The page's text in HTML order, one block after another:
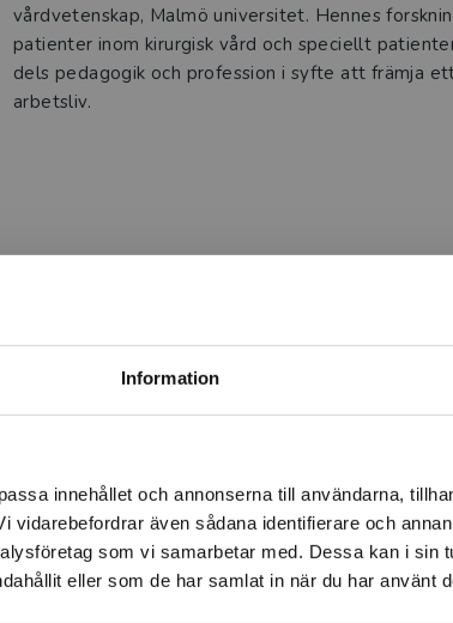
Information
innehållet och annonserna till användarna,
vidarebefordrar även sådana identifierare och
som vi samarbetar med. Dessa kan i sin
eller som de har samlat in när du har använt
fraktregion
som att du besöker studentlitteratur.se via en
Sverige. Vi erbjuder inte leveranser utanför
att kunna slutföra ett köp måste
vara i Sverige.Läs mer
vårdvetenskap, Malmö universitet. Hennes
patienter inom kirurgisk vård och speciellt
dels pedagogik och profession i syfte att främja
arbetsliv.
Produkter